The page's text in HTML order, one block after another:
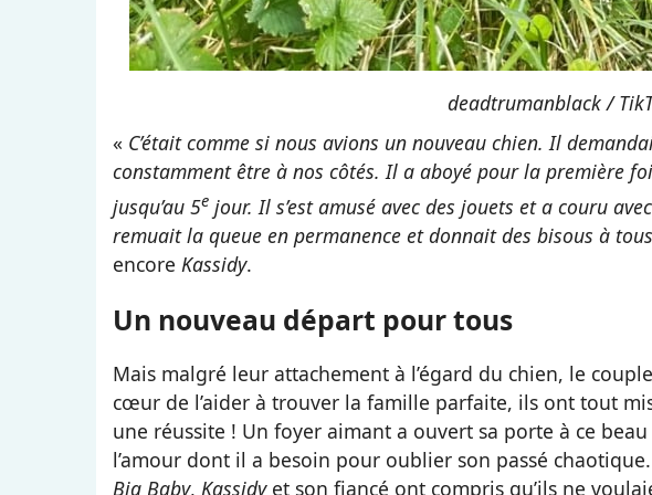
deadtrumanblack /
« C’était comme si nous avions un nouveau chien. Il
constamment être à nos côtés. Il a aboyé pour la première
jusqu’au 5e jour. Il s’est amusé avec des jouets et a couru
remuait la queue en permanence et donnait des bisous à
encore Kassidy.
Un nouveau départ pour tous
Mais malgré leur attachement à l’égard du chien, le
cœur de l’aider à trouver la famille parfaite, ils ont tout
une réussite ! Un foyer aimant a ouvert sa porte à ce
l’amour dont il a besoin pour oublier son passé
Big Baby, Kassidyet son fiancé ont compris qu’ils ne